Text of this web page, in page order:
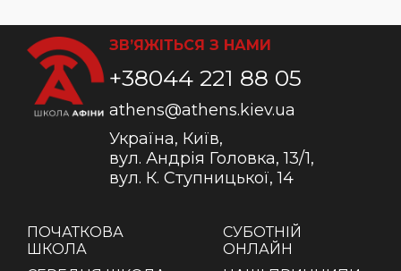
ПОЧАТКОВА
ШКОЛА
СУБОТНІЙ
ОНЛАЙН
ЗВ’ЯЖІТЬСЯ З НАМИ
+38044 221 88 05
athens@athens.kiev.ua
Україна, Київ,
вул. Андрія Головка, 13/1,
вул. К. Ступницької, 14